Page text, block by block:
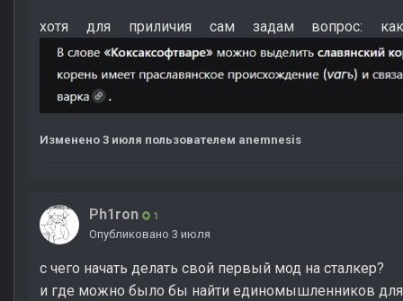
хотя для приличия сам задам вопрос:
Изменено 3 июля пользователем anemnesis
Ph1ron 1
Опубликовано 3 июля
с чего начать делать свой первый мод на сталкер?
и где можно было бы найти единомышленников для